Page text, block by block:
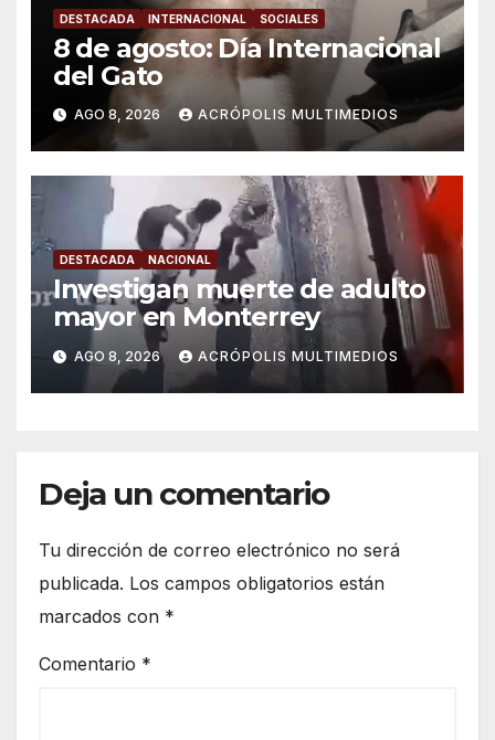
DESTACADA INTERNACIONAL SOCIALES
8 de agosto: Día Internacional
del Gato
AGO 8, 2026 ACRÓPOLIS MULTIMEDIOS
DESTACADA NACIONAL
Investigan muerte de adulto
mayor en Monterrey
AGO 8, 2026 ACRÓPOLIS MULTIMEDIOS
Deja un comentario
Tu dirección de correo electrónico no será
publicada. Los campos obligatorios están
marcados con *
Comentario *